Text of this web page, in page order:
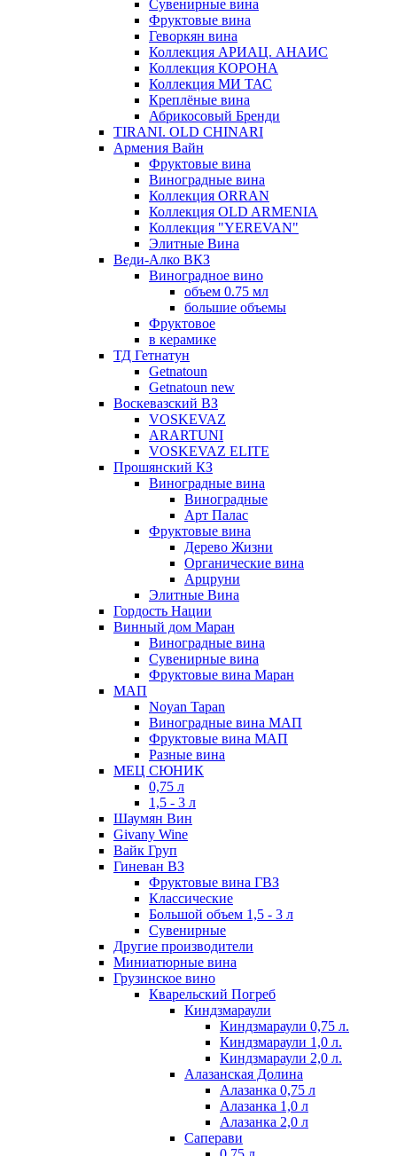
Сувенирные вина
Фруктовые вина
Геворкян вина
Коллекция АРИАЦ. АНАИС
Коллекция КОРОНА
Коллекция МИ ТАС
Креплёные вина
Абрикосовый Бренди
TIRANI. OLD CHINARI
Армения Вайн
Фруктовые вина
Виноградные вина
Коллекция ORRAN
Коллекция OLD ARMENIA
Коллекция "YEREVAN"
Элитные Вина
Веди-Алко ВКЗ
Виноградное вино
объем 0.75 мл
большие объемы
Фруктовое
в керамике
ТД Гетнатун
Getnatoun
Getnatoun new
Воскевазский ВЗ
VOSKEVAZ
ARARTUNI
VOSKEVAZ ELITE
Прошянский КЗ
Виноградные вина
Виноградные
Арт Палас
Фруктовые вина
Дерево Жизни
Органические вина
Арцруни
Элитные Вина
Гордость Нации
Винный дом Маран
Виноградные вина
Сувенирные вина
Фруктовые вина Маран
МАП
Noyan Tapan
Виноградные вина МАП
Фруктовые вина МАП
Разные вина
МЕЦ СЮНИК
0,75 л
1,5 - 3 л
Шаумян Вин
Givany Wine
Вайк Груп
Гиневан ВЗ
Фруктовые вина ГВЗ
Классические
Большой объем 1,5 - 3 л
Сувенирные
Другие производители
Миниатюрные вина
Грузинское вино
Кварельский Погреб
Киндзмараули
Киндзмараули 0,75 л.
Киндзмараули 1,0 л.
Киндзмараули 2,0 л.
Алазанская Долина
Алазанка 0,75 л
Алазанка 1,0 л
Алазанка 2,0 л
Саперави